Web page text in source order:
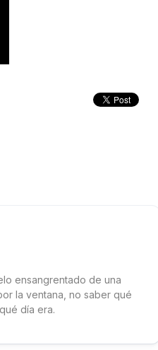
ensangrentado de una
la ventana, no saber qué
día era.